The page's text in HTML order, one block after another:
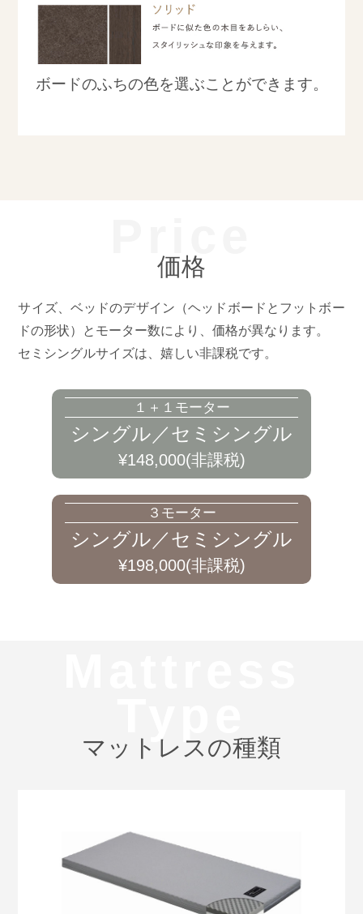
ボードのふちの色を選ぶことができます。
価格
サイズ、ベッドのデザイン（ヘッドボードとフットボー
ドの形状）とモーター数により、価格が異なります。
セミシングルサイズは、嬉しい非課税です。
１＋１モーター
シングル／セミシングル
¥148,000(非課税)
３モーター
シングル／セミシングル
¥198,000(非課税)
マットレスの種類